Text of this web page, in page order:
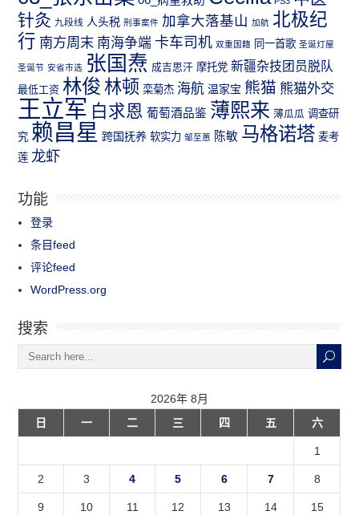
针灸 九段线 人头税 刑事案件 加拿大落基山 加航 北极纪
行 南方周末 南海争端 卡车司机 双重国籍 同一首歌 圣诞灯屋
圣诞节 安省市选 张国焘 成吉思汗 摩托党 新疆杂技团员脱队
最低工资 林俊 林顿 栾菊杰 海航 温家宝 熊猫 熊猫外交
王立军 白求恩 葡萄酒品鉴 薄熙来 薄瓜瓜 调查研
究 赖昌星 跨国抚养 软实力 邹至蕙 陈敏 马格诺塔 麦考
莲 龙虾
功能
登录
条目feed
评论feed
WordPress.org
搜索
2026年 8月
日
一 二 三 四 五 六
1
2 3 4 5 6 7 8
9 10 11 12 13 14 15